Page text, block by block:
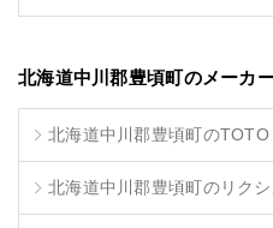
北海道中川郡豊頃町のメーカ
北海道中川郡豊頃町のTOTO
北海道中川郡豊頃町のリク